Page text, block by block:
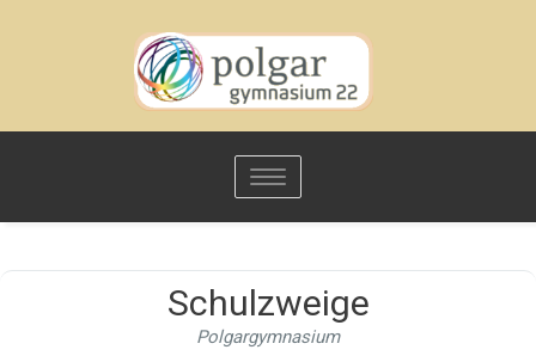
Toggle
navigation
Schulzweige
Polgargymnasium